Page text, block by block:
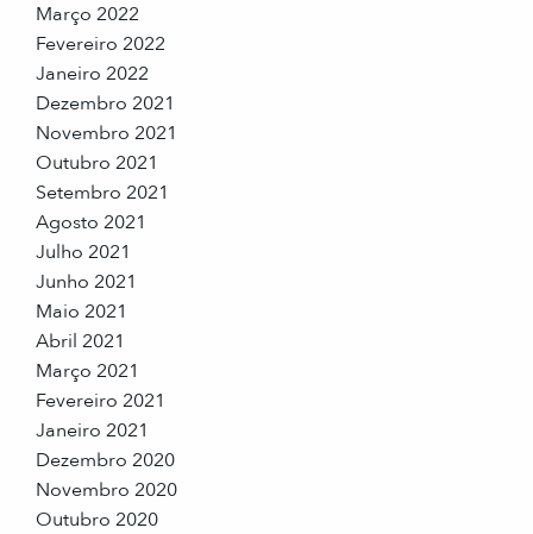
Março 2022
Fevereiro 2022
Janeiro 2022
Dezembro 2021
Novembro 2021
Outubro 2021
Setembro 2021
Agosto 2021
Julho 2021
Junho 2021
Maio 2021
Abril 2021
Março 2021
Fevereiro 2021
Janeiro 2021
Dezembro 2020
Novembro 2020
Outubro 2020